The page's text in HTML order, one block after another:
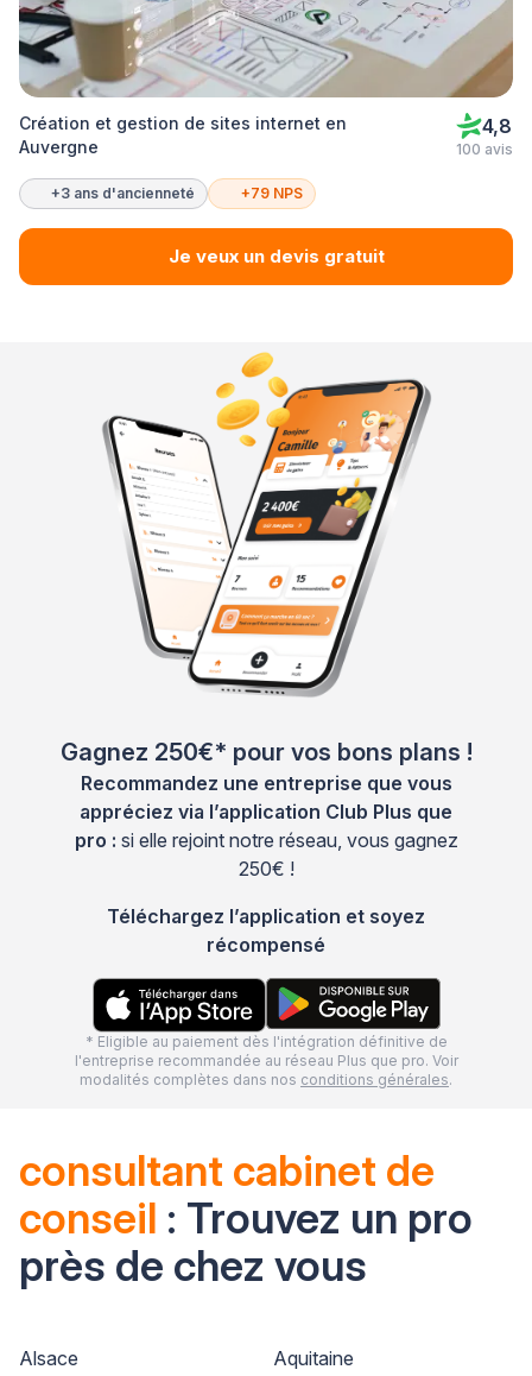
Création et gestion de sites internet en
Auvergne
4,8
100 avis
+3 ans d'ancienneté +79 NPS
Je veux un devis gratuit
Gagnez 250€* pour vos bons plans !
Recommandez une entreprise que vous
appréciez via l’application Club Plus que
pro : si elle rejoint notre réseau, vous gagnez
250€ !
Téléchargez l’application et soyez
récompensé
* Eligible au paiement dès l'intégration définitive de
l'entreprise recommandée au réseau Plus que pro. Voir
modalités complètes dans nos conditions générales.
consultant cabinet de
conseil : Trouvez un pro
près de chez vous
Alsace Aquitaine